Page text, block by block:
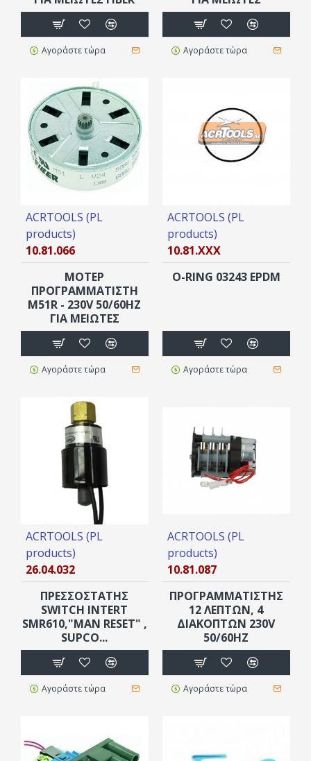
Αγοράστε τώρα Αγοράστε τώρα
ACRTOOLS (PL
products)
10.81.066
ΜΟΤΕΡ
ΠΡΟΓΡΑΜΜΑΤΙΣΤΗ
M51R - 230V 50/60HZ
ΓΙΑ ΜΕΙΩΤΈΣ
Αγοράστε τώρα
ACRTOOLS (PL
products)
10.81.XXX
Ο-RING 03243 EPDM
Αγοράστε τώρα
ACRTOOLS (PL
products)
26.04.032
ΠΡΕΣΣΟΣΤΑΤΗΣ
SWITCH INTERT
SMR610,"MAN RESET" ,
SUPCO...
Αγοράστε τώρα
ACRTOOLS (PL
products)
10.81.087
ΠΡΟΓΡΑΜΜΑΤΙΣΤΗΣ
12 ΛΕΠΤΩΝ, 4
ΔΙΑΚΟΠΤΩΝ 230V
50/60HZ
Αγοράστε τώρα